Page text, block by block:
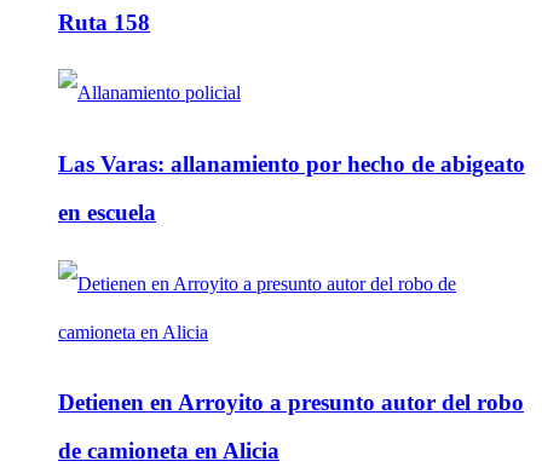
Ruta 158
Las Varas: allanamiento por hecho de abigeato
en escuela
Detienen en Arroyito a presunto autor del robo
de camioneta en Alicia